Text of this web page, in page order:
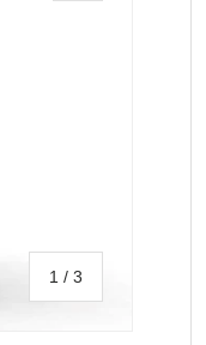
1 /av
3